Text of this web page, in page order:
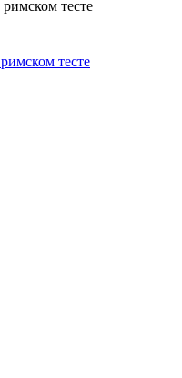
тесте
тесте